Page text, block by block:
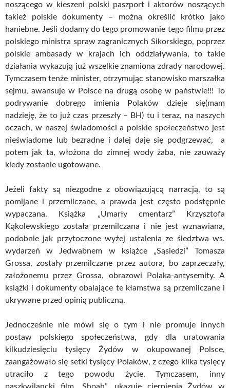
noszącego w kieszeni polski paszport i aktorów noszących
takież polskie dokumenty – można określić krótko jako
haniebne. Jeśli dodamy do tego promowanie tego filmu przez
polskiego ministra spraw zagranicznych Sikorskiego, poprzez
polskie ambasady w krajach ich oddziaływania, to takie
działania wykazują już wszelkie znamiona zdrady narodowej.
Tymczasem tenże minister, otrzymując stanowisko marszałka
sejmu, awansuje w Polsce na drugą osobę w państwie!!! To
podrywanie dobrego imienia Polaków dzieje się(mam
nadzieję, że to już czas przeszły – BH) tu i teraz, na naszych
oczach, w naszej świadomości a polskie społeczeństwo jest
nieświadome lub bezradne i dalej daje się podgrzewać, a
potem jak ta, włożona do zimnej wody żaba, nie zauważy
kiedy zostanie ugotowane.
Jeżeli fakty są niezgodne z obowiązującą narracją, to są
pomijane i przemilczane, a prawda jest często podstępnie
wypaczana. Książka „Umarły cmentarz” Krzysztofa
Kąkolewskiego została przemilczana i nie jest wznawiana,
podobnie jak przytoczone wyżej ustalenia ze śledztwa ws.
wydarzeń w Jedwabnem w książce „Sąsiedzi” Tomasza
Grossa, zostały przemilczane przez autora, bo zaprzeczały,
założonemu przez Grossa, obrazowi Polaka-antysemity. A
książki i dokumenty obalające te kłamstwa są przemilczane i
ukrywane przed opinią publiczną.
Jednocześnie nie mówi się o tym i nie promuje innych
postaw polskiego społeczeństwa, gdy dla uratowania
kilkudziesięciu tysięcy Żydów w okupowanej Polsce,
zaangażowało się setki tysięcy Polaków, z czego kilka tysięcy
utraciło z tego powodu życie. Tymczasem, inny